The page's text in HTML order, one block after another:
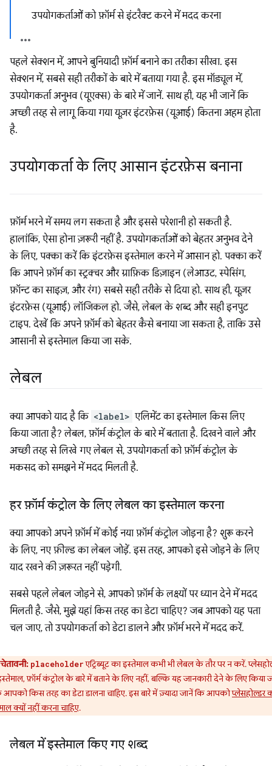
उपयोगकर्ताओं को फ़ॉर्म से इंटरैक्ट करने में मदद करना
पहले सेक्शन में, आपने बुनियादी फ़ॉर्म बनाने का तरीका सीखा. इस
सेक्शन में, सबसे सही तरीकों के बारे में बताया गया है. इस मॉड्यूल में,
उपयोगकर्ता अनुभव (यूएक्स) के बारे में जानें. साथ ही, यह भी जानें कि
अच्छी तरह से लागू किया गया यूज़र इंटरफ़ेस (यूआई) कितना अहम होता
है.
उपयोगकर्ता के लिए आसान इंटरफ़ेस बनाना
फ़ॉर्म भरने में समय लग सकता है और इससे परेशानी हो सकती है.
हालांकि, ऐसा होना ज़रूरी नहीं है. उपयोगकर्ताओं को बेहतर अनुभव देने
के लिए, पक्का करें कि इंटरफ़ेस इस्तेमाल करने में आसान हो. पक्का करें
कि आपने फ़ॉर्म का स्ट्रक्चर और ग्राफ़िक डिज़ाइन (लेआउट, स्पेसिंग,
फ़ॉन्ट का साइज़, और रंग) सबसे सही तरीके से दिया हो. साथ ही, यूज़र
इंटरफ़ेस (यूआई) लॉजिकल हो. जैसे, लेबल के शब्द और सही इनपुट
टाइप. देखें कि अपने फ़ॉर्म को बेहतर कैसे बनाया जा सकता है, ताकि उसे
आसानी से इस्तेमाल किया जा सके.
लेबल
क्या आपको याद है कि <label> एलिमेंट का इस्तेमाल किस लिए
किया जाता है? लेबल, फ़ॉर्म कंट्रोल के बारे में बताता है. दिखने वाले और
अच्छी तरह से लिखे गए लेबल से, उपयोगकर्ता को फ़ॉर्म कंट्रोल के
मकसद को समझने में मदद मिलती है.
हर फ़ॉर्म कंट्रोल के लिए लेबल का इस्तेमाल करना
क्या आपको अपने फ़ॉर्म में कोई नया फ़ॉर्म कंट्रोल जोड़ना है? शुरू करने
के लिए, नए फ़ील्ड का लेबल जोड़ें. इस तरह, आपको इसे जोड़ने के लिए
याद रखने की ज़रूरत नहीं पड़ेगी.
सबसे पहले लेबल जोड़ने से, आपको फ़ॉर्म के लक्ष्यों पर ध्यान देने में मदद
मिलती है. जैसे, मुझे यहां किस तरह का डेटा चाहिए? जब आपको यह पता
चल जाए, तो उपयोगकर्ता को डेटा डालने और फ़ॉर्म भरने में मदद करें.
चेतावनी: placeholderएट्रिब्यूट का इस्तेमाल कभी भी लेबल के तौर पर न करें.
फ़ॉर्म कंट्रोल के बारे में बताने के लिए नहीं, बल्कि यह जानकारी देने के लिए किया
आपको किस तरह का डेटा डालना चाहिए. इस बारे में ज़्यादा जानें कि आपकोप्लेसहोल्डर
क्यों नहीं करना चाहिए.
लेबल में इस्तेमाल किए गए शब्द